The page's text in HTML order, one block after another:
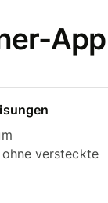
App
versteckte